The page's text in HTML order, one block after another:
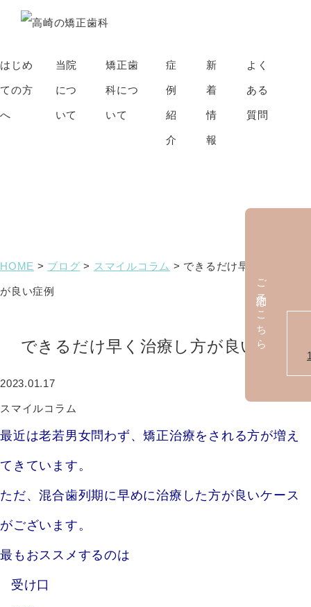
はじめ
ての方
へ
当院
につ
いて
矯正歯
科につ
いて
症
例
紹
介
新
着
情
報
よく
ある
質問
HOME > ブログ > スマイルコラム > できるだけ早く治療し方
が良い症例
できるだけ早く治療し方が良い症例
2023.01.17
スマイルコラム
最近は老若男女問わず、矯正治療をされる方が増え
てきています。
ただ、混合歯列期に早めに治療した方が良いケース
がございます。
最もおススメするのは
受け口
ご予約はこちら